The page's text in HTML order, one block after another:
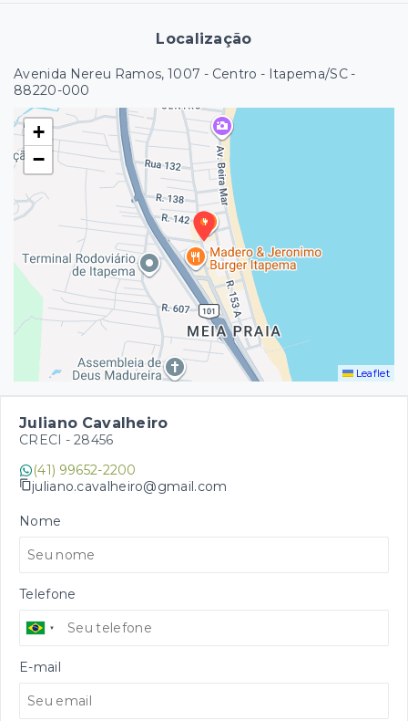
Localização
Avenida Nereu Ramos, 1007 - Centro - Itapema/SC-
88220-000
+
−
Leaflet
Juliano Cavalheiro
CRECI - 28456
(41) 99652-2200
juliano.cavalheiro@gmail.com
Nome
Telefone
E-mail